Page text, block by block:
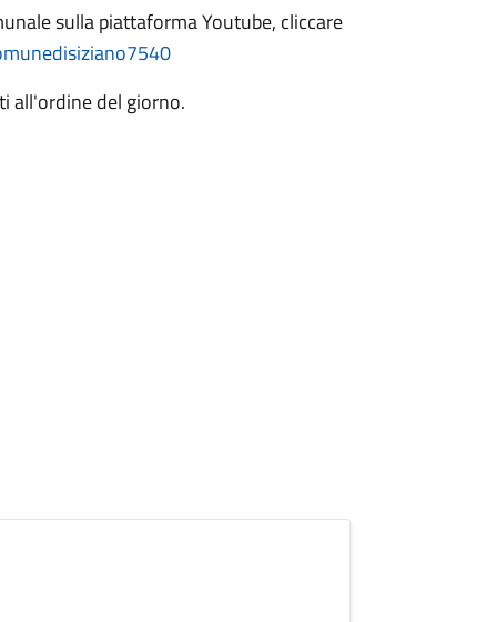
sulla piattaforma Youtube, cliccare
all'ordine del giorno.